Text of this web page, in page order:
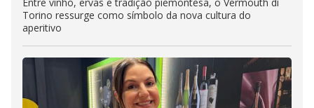
Torino ressurge como símbolo da nova cultura do
aperitivo